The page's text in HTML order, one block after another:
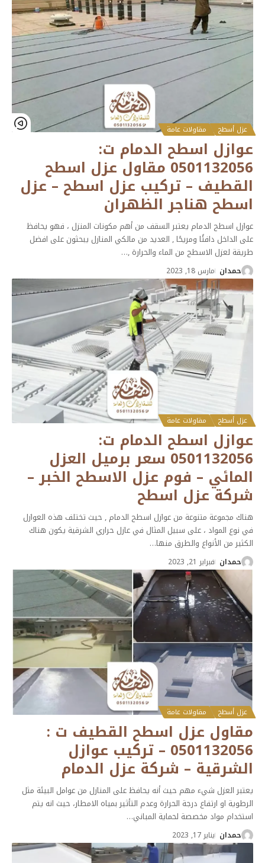
عزل أسطح مقاولات عامة
عوازل اسطح الدمام ت:
0501132056 مقاول عزل اسطح
القطيف – تركيب عزل اسطح – عزل
اسطح هناجر الظهران
عوازل اسطح الدمام يعتبر السقف من أهم مكونات المنزل ، فهو يحافظ
على الداخل دافئًا ومريحًا , العديد من مالكي المنازل يبحثون على افضل
طريقة لعزل الاسطح من الماء والحرارة ,…
حمدان مارس 18, 2023
عزل أسطح مقاولات عامة
عوازل اسطح الدمام ت:
0501132056 سعر برميل العزل
المائي – فوم عزل الاسطح الخبر –
شركة عزل اسطح
هناك مجموعة متنوعة من عوازل اسطح الدمام , حيث تختلف هذه العوازل
في نوع المواد ، على سبيل المثال في عازل حراري الشرقية يكون هناك
الكثير من الأنواع والطرق منها…
حمدان فبراير 21, 2023
عزل أسطح مقاولات عامة
مقاول عزل اسطح القطيف ت :
0501132056 – تركيب عوازل
الشرقية – شركة عزل الدمام
يعتبر العزل شيء مهم حيث أنه يحافظ على المنازل من عوامل البيئة مثل
الرطوية او ارتفاع درجة الحرارة وعدم التأثير بمياه الامطار، حيث انه يتم
استخدام مواد مخصصة لحماية المباني…
حمدان يناير 17, 2023